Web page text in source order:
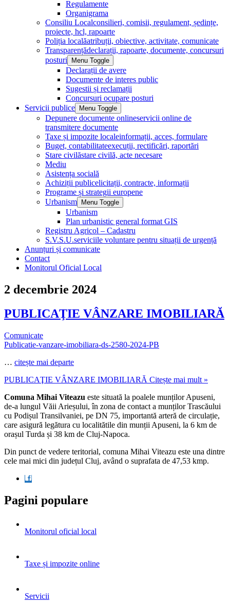
Regulamente
Organigrama
Consiliu Localconsilieri, comisii, regulament, ședințe,
proiecte, hcl, rapoarte
Poliția localăatribuții, obiective, activitate, comunicate
Transparențădeclarații, rapoarte, documente, concursuri
posturi
Menu Toggle
Declarații de avere
Documente de interes public
Sugestii și reclamații
Concursuri ocupare posturi
Servicii publice
Menu Toggle
Depunere documente onlineservicii online de
transmitere documente
Taxe și impozite localeinformații, acces, formulare
Buget, contabilitateexecuții, rectificări, raportări
Stare civilăstare civilă, acte necesare
Mediu
Asistența socială
Achiziții publicelicitații, contracte, informații
Programe și strategii europene
Urbanism
Menu Toggle
Urbanism
Plan urbanistic general format GIS
Registru Agricol – Cadastru
S.V.S.U.serviciile voluntare pentru situații de urgență
Anunțuri și comunicate
Contact
Monitorul Oficial Local
2 decembrie 2024
PUBLICAŢIE VÂNZARE IMOBILIARĂ
Comunicate
Publicatie-vanzare-imobiliara-ds-2580-2024-PB
… citește mai departe
PUBLICAŢIE VÂNZARE IMOBILIARĂ Citește mai mult »
Comuna Mihai Viteazu este situată la poalele munților Apuseni,
de-a lungul Văii Arieșului, în zona de contact a munților Trascăului
cu Podișul Transilvaniei, pe DN 75, importantă arteră de circulație,
care asigură legătura cu localitătile din munții Apuseni, la 6 km de
orașul Turda și 38 km de Cluj-Napoca.
Din punct de vedere teritorial, comuna Mihai Viteazu este una dintre
cele mai mici din județul Cluj, având o suprafata de 47,53 kmp.
Pagini populare
Monitorul oficial local
Taxe și impozite online
Servicii